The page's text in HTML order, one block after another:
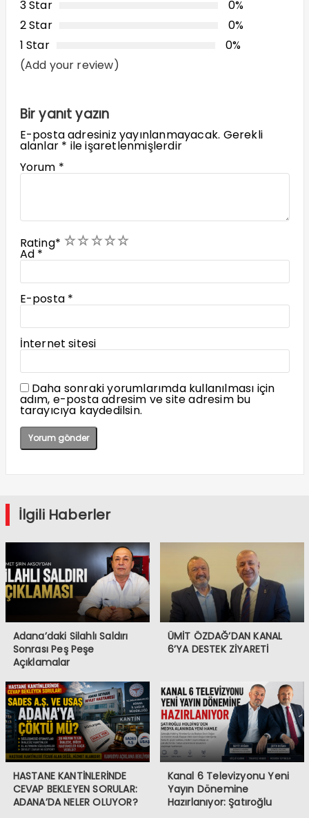
3 Star
0%
2 Star
0%
1 Star
0%
(Add your review)
Bir yanıt yazın
E-posta adresiniz yayınlanmayacak. Gerekli
alanlar * ile işaretlenmişlerdir
Yorum *
Rating* 5
4
3
2
1
Ad *
E-posta *
İnternet sitesi
Daha sonraki yorumlarımda kullanılması için
adım, e-posta adresim ve site adresim bu
tarayıcıya kaydedilsin.
İlgili Haberler
Adana’daki Silahlı Saldırı
Sonrası Peş Peşe
Açıklamalar
ÜMİT ÖZDAĞ’DAN KANAL
6’YA DESTEK ZİYARETİ
HASTANE KANTİNLERİNDE
CEVAP BEKLEYEN SORULAR:
ADANA’DA NELER OLUYOR?
Kanal 6 Televizyonu Yeni
Yayın Dönemine
Hazırlanıyor: Şatıroğlu